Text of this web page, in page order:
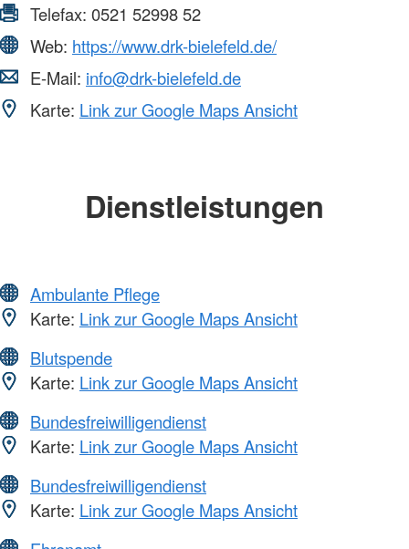
Telefax: 0521 52998 52
Web: https://www.drk-bielefeld.de/
E-Mail: info@drk-bielefeld.de
Karte: Link zur Google Maps Ansicht
Dienstleistungen
Ambulante Pflege
Karte: Link zur Google Maps Ansicht
Blutspende
Karte: Link zur Google Maps Ansicht
Bundesfreiwilligendienst
Karte: Link zur Google Maps Ansicht
Bundesfreiwilligendienst
Karte: Link zur Google Maps Ansicht